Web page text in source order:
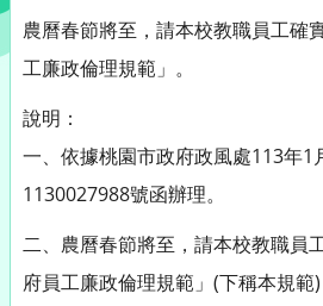
農曆春節將至，請本校教職員工確
工廉政倫理規範」。
說明：
一、依據桃園市政府政風處113年1
1130027988號函辦理。
二、農曆春節將至，請本校教職員
府員工廉政倫理規範」(下稱本規範)